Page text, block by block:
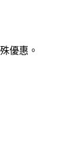
優惠。